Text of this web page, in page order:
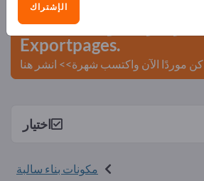
انشر شركتك ومنتجاتك على
Exportpages.
كن موردًا الآن واكتسب شهرة>> انشر هنا
اختيار
مكونات بناء سالبة
الإشتراك